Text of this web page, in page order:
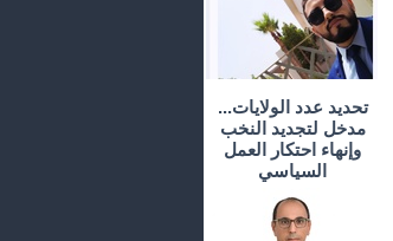
تحديد عدد الولايات...
مدخل لتجديد النخب
وإنهاء احتكار العمل
السياسي